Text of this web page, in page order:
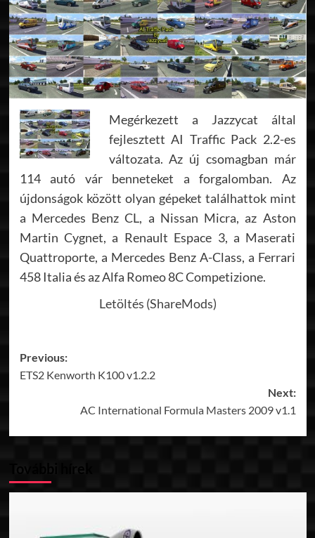
Megérkezett a Jazzycat által
fejlesztett AI Traffic Pack 2.2-es
változata. Az új csomagban már
114 autó vár benneteket a forgalomban. Az
újdonságok között olyan gépeket találhattok mint
a Mercedes Benz CL, a Nissan Micra, az Aston
Martin Cygnet, a Renault Espace 3, a Maserati
Quattroporte, a Mercedes Benz A-Class, a Ferrari
458 Italia és az Alfa Romeo 8C Competizione.
Letöltés (ShareMods)
Post
navigation
Previous:
ETS2 Kenworth K100 v1.2.2
Next:
AC International Formula Masters 2009 v1.1
További hírek